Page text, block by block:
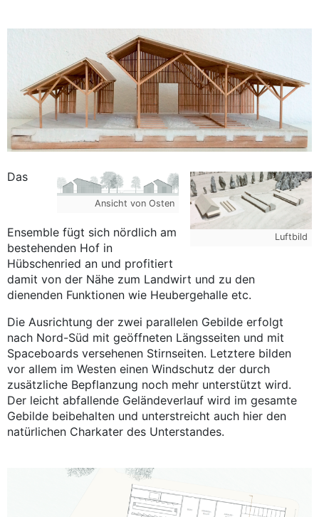
Luftbild
Ansicht von Osten
Das
Ensemble fügt sich nördlich am
bestehenden Hof in
Hübschenried an und profitiert
damit von der Nähe zum Landwirt und zu den
dienenden Funktionen wie Heubergehalle etc.
Die Ausrichtung der zwei parallelen Gebilde erfolgt
nach Nord-Süd mit geöffneten Längsseiten und mit
Spaceboards versehenen Stirnseiten. Letztere bilden
vor allem im Westen einen Windschutz der durch
zusätzliche Bepflanzung noch mehr unterstützt wird.
Der leicht abfallende Geländeverlauf wird im gesamte
Gebilde beibehalten und unterstreicht auch hier den
natürlichen Charkater des Unterstandes.